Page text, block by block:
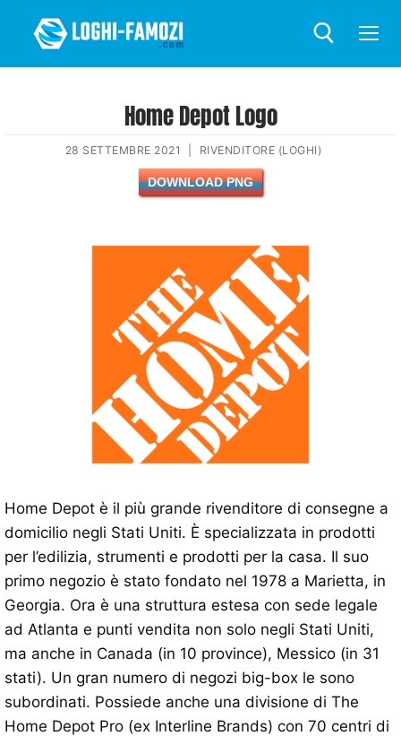
Home Depot Logo
28 SETTEMBRE 2021 RIVENDITORE (LOGHI)
DOWNLOAD PNG
Home Depot è il più grande rivenditore di consegne a
domicilio negli Stati Uniti. È specializzata in prodotti
per l’edilizia, strumenti e prodotti per la casa. Il suo
primo negozio è stato fondato nel 1978 a Marietta, in
Georgia. Ora è una struttura estesa con sede legale
ad Atlanta e punti vendita non solo negli Stati Uniti,
ma anche in Canada (in 10 province), Messico (in 31
stati). Un gran numero di negozi big-box le sono
subordinati. Possiede anche una divisione di The
Home Depot Pro (ex Interline Brands) con 70 centri di